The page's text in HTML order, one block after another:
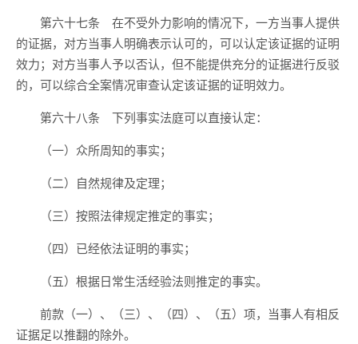
第六十七条 在不受外力影响的情况下，一方当事人提供
的证据，对方当事人明确表示认可的，可以认定该证据的证明
效力；对方当事人予以否认，但不能提供充分的证据进行反驳
的，可以综合全案情况审查认定该证据的证明效力。
第六十八条 下列事实法庭可以直接认定：
（一）众所周知的事实；
（二）自然规律及定理；
（三）按照法律规定推定的事实；
（四）已经依法证明的事实；
（五）根据日常生活经验法则推定的事实。
前款（一）、（三）、（四）、（五）项，当事人有相反
证据足以推翻的除外。